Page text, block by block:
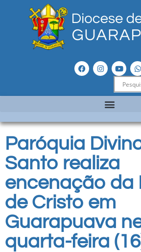
Paróquia
Santo realiza
encenação da
de Cristo em
Guarapuava
quarta-feira